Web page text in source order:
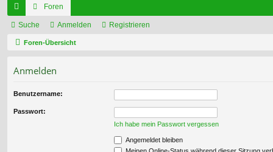
ch
ne
riff
Foren
Suche Anmelden Registrieren
Foren-Übersicht
Anmelden
Benutzername:
Passwort:
Ich habe mein Passwort vergessen
Angemeldet bleiben
Meinen Online-Status während dieser Sitzung